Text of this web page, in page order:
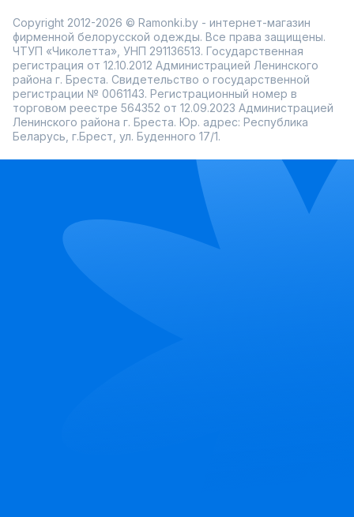
Copyright 2012-2026 © Ramonki.by - интернет-магазин
фирменной белорусской одежды. Все права защищены.
ЧТУП «Чиколетта», УНП 291136513. Государственная
регистрация от 12.10.2012 Администрацией Ленинского
района г. Бреста. Свидетельство о государственной
регистрации № 0061143. Регистрационный номер в
торговом реестре 564352 от 12.09.2023 Администрацией
Ленинского района г. Бреста. Юр. адрес: Республика
Беларусь, г.Брест, ул. Буденного 17/1.